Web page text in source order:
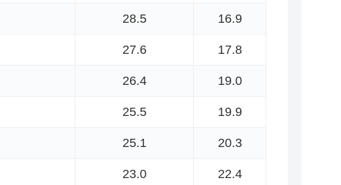
28.5 16.9
27.6 17.8
26.4 19.0
25.5 19.9
25.1 20.3
23.0 22.4